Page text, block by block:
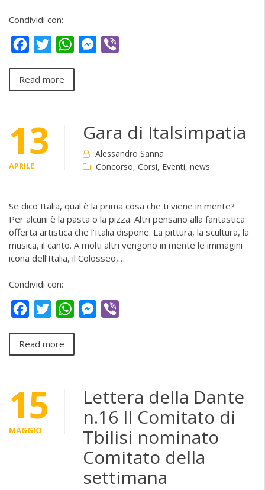
Condividi con:
FacebookTwitterWhatsAppMessenger
Read more
13
APRILE
Gara di Italsimpatia
Alessandro Sanna
Concorso, Corsi, Eventi, news
Se dico Italia, qual è la prima cosa che ti viene in mente?
Per alcuni è la pasta o la pizza. Altri pensano alla fantastica
offerta artistica che l’Italia dispone. La pittura, la scultura, la
musica, il canto. A molti altri vengono in mente le immagini
icona dell’Italia, il Colosseo,…
Condividi con:
FacebookTwitterWhatsAppMessenger
Read more
15
MAGGIO
Lettera della Dante
n.16 Il Comitato di
Tbilisi nominato
Comitato della
settimana